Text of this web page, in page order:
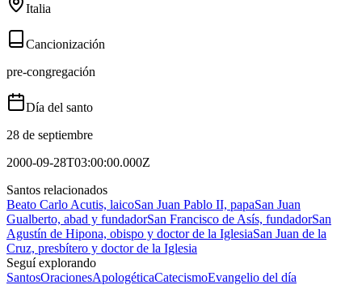
Italia
Cancionización
pre-congregación
Día del santo
28 de septiembre
2000-09-28T03:00:00.000Z
Santos relacionados
Beato Carlo Acutis, laicoSan Juan Pablo II, papaSan Juan
Gualberto, abad y fundadorSan Francisco de Asís, fundadorSan
Agustín de Hipona, obispo y doctor de la IglesiaSan Juan de la
Cruz, presbítero y doctor de la Iglesia
Seguí explorando
SantosOracionesApologéticaCatecismoEvangelio del día